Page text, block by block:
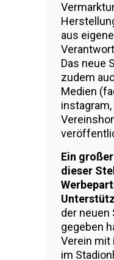
aus
Das neue
zudem
Medien
Ein
dieser
der neuen
gegeben
Verein mit
im